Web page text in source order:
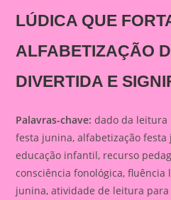
LÚDICA QUE
ALFABETIZAÇÃO
DIVERTIDA E
Palavras-chave: dado da leitura
festa junina, alfabetização
educação infantil, recurso
consciência fonológica, fluência
junina, atividade de leitura